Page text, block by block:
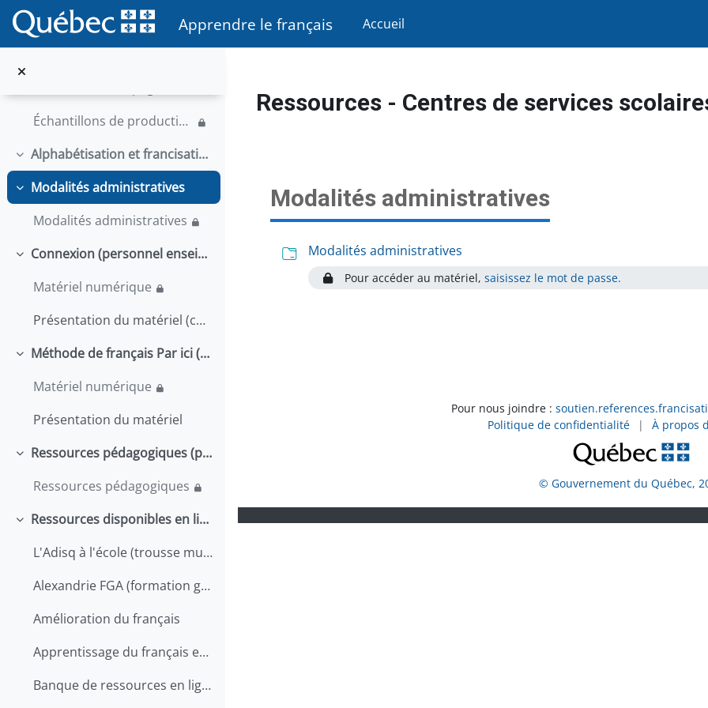
Passer au contenu principal
Apprendre le français Accueil
Introduction
Échantillons de production orale et de production écrite
Replier Alphabétisation et francisation-alpha
Replier
Modalités administratives
Modalités administratives
Replier
Connexion (personnel enseignant)
Matériel numérique
Présentation du matériel (copie)
Replier
Méthode de français Par ici (personnel enseignant)
Matériel numérique
Présentation du matériel
Replier
Ressources pédagogiques (personnel enseignant)
Ressources pédagogiques
Replier
Ressources disponibles en ligne (personnel enseignant)
L'Adisq à l'école (trousse musicale numérique)
Alexandrie FGA (formation générale des adultes)
Amélioration du français
Apprentissage du français en ligne
Banque de ressources en ligne
Ressources - Centres de services
Modalités administratives
Modalités administratives
Pour accéder au matériel, saisissez le mot de passe.
Pour nous joindre :
Politique de confidentialité
| À propos
© Gouvernement du Québec,